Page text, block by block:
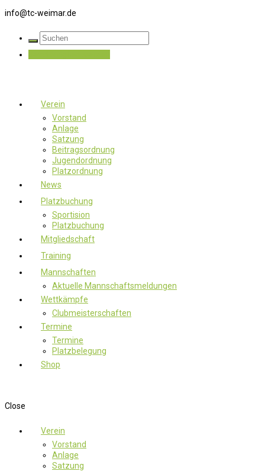
info@tc-weimar.de
Verein
Vorstand
Anlage
Satzung
Beitragsordnung
Jugendordnung
Platzordnung
News
Platzbuchung
Sportision
Platzbuchung
Mitgliedschaft
Training
Mannschaften
Aktuelle Mannschaftsmeldungen
Wettkämpfe
Clubmeisterschaften
Termine
Termine
Platzbelegung
Shop
Close
Verein
Vorstand
Anlage
Satzung